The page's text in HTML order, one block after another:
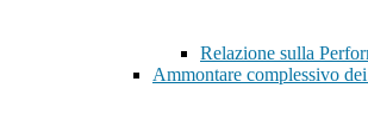
Relazione sulla
Ammontare complessivo